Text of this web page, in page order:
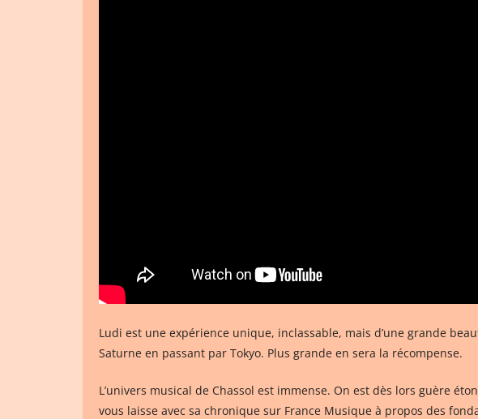
Ludi est une expérience unique, inclassable, mais d’une grande
Saturne en passant par Tokyo. Plus grande en sera la récompense.
L’univers musical de Chassol est immense. On est dès lors guère
vous laisse avec sa chronique sur France Musique à propos des